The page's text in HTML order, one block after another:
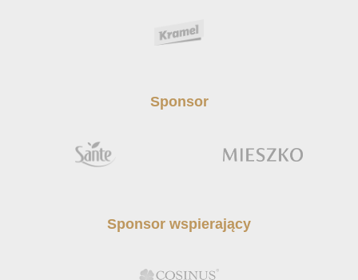
Sponsor
Sponsor wspierający